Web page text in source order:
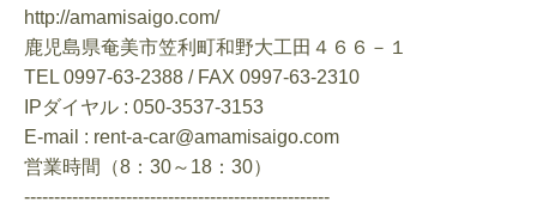
http://amamisaigo.com/
鹿児島県奄美市笠利町和野大工田４６６－１
TEL 0997-63-2388 / FAX 0997-63-2310
IPダイヤル : 050-3537-3153
E-mail : rent-a-car@amamisaigo.com
営業時間（8：30～18：30）
---------------------------------------------------